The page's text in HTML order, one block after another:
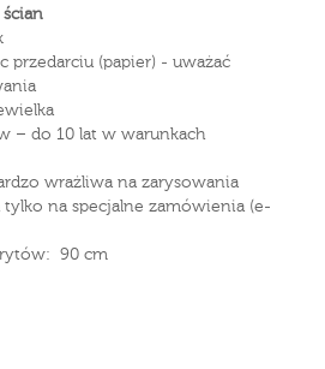
ścian
przedarciu (papier) - uważać
– do 10 lat w warunkach
wrażliwa na zarysowania
tylko na specjalne zamówienia (e-
90 cm